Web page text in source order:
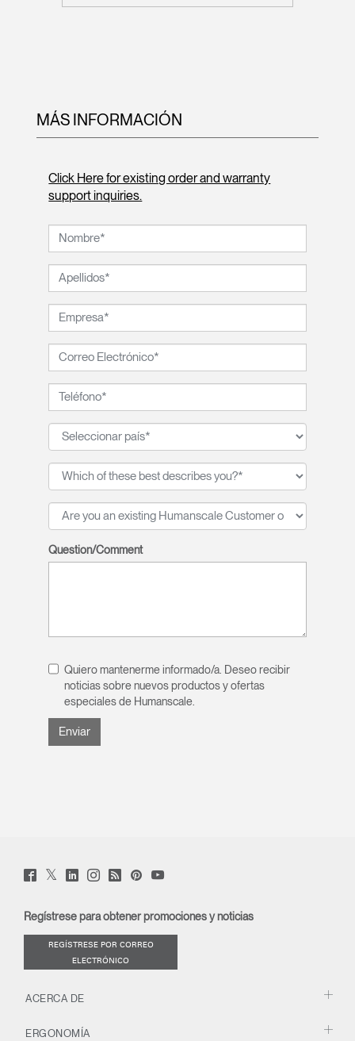
MÁS INFORMACIÓN
Click Here for existing order and warranty
support inquiries.
Question/Comment
Quiero mantenerme informado/a. Deseo recibir
noticias sobre nuevos productos y ofertas
especiales de Humanscale.
Facebook
(opens
Twitter
(opens
LinkedIn
(opens
Instagram
(opens
Humanscale
Blog
window)
PinterstYouTube
Regístrese para obtener promociones y noticias
REGÍSTRESE POR CORREO
ELECTRÓNICO
ACERCA DE
ERGONOMÍA